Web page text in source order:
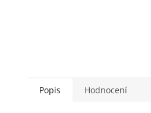
Popis Hodnocení